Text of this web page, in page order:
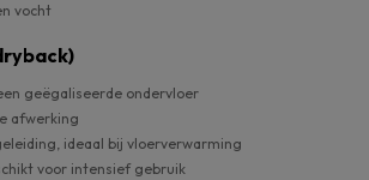
vocht
geëgaliseerde ondervloer
afwerking
ideaal bij vloerverwarming
voor intensief gebruik